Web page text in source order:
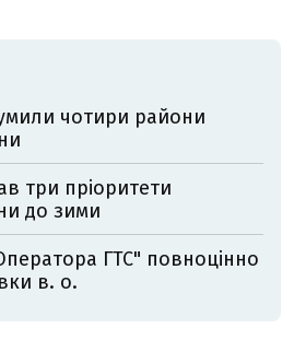
чотири райони
три пріоритети
до зими
ГТС" повноцінно
в. о.